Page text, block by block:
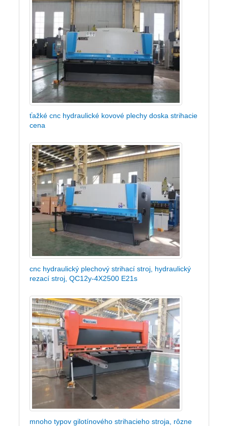
ťažké cnc hydraulické kovové plechy doska strihacie
cena
cnc hydraulický plechový strihací stroj, hydraulický
rezací stroj, QC12y-4X2500 E21s
mnoho typov gilotínového strihacieho stroja, rôzne